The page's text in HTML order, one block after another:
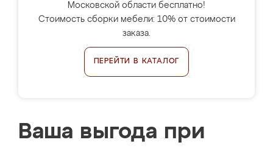
Московской области бесплатно!
Стоимость сборки мебели: 10% от стоимости
заказа.
ПЕРЕЙТИ В КАТАЛОГ
Ваша выгода при